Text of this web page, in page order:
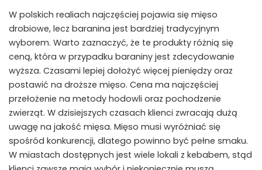
W polskich realiach najczęściej pojawia się mięso
drobiowe, lecz baranina jest bardziej tradycyjnym
wyborem. Warto zaznaczyć, że te produkty różnią się
ceną, która w przypadku baraniny jest zdecydowanie
wyższa. Czasami lepiej dołożyć więcej pieniędzy oraz
postawić na droższe mięso. Cena ma najczęściej
przełożenie na metody hodowli oraz pochodzenie
zwierząt. W dzisiejszych czasach klienci zwracają dużą
uwagę na jakość mięsa. Mięso musi wyróżniać się
spośród konkurencji, dlatego powinno być pełne smaku.
W miastach dostępnych jest wiele lokali z kebabem, stąd